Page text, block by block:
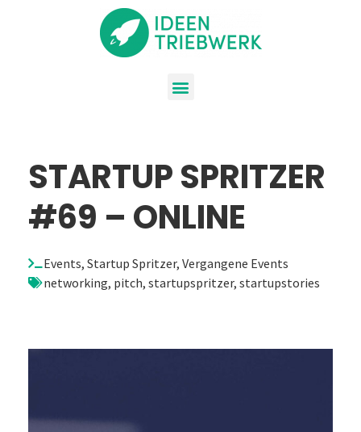
STARTUP SPRITZER
#69 – ONLINE
Events, Startup Spritzer, Vergangene Events
networking, pitch, startupspritzer, startupstories